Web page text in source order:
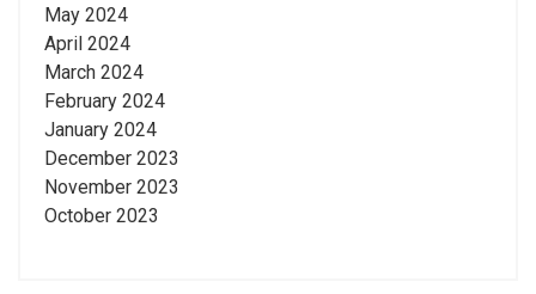
May 2024
April 2024
March 2024
February 2024
January 2024
December 2023
November 2023
October 2023